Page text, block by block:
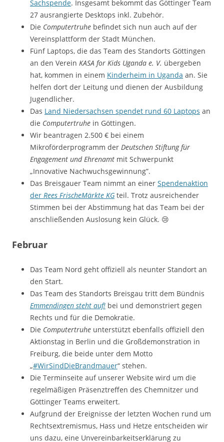
Sachspende. Insgesamt bekommt das Göttinger Team
27 ausrangierte Desktops inkl. Zubehör.
Die Computertruhe befindet sich nun auch auf der
Vereinsplattform der Stadt München.
Fünf Laptops, die das Team des Standorts Göttingen
an den Verein KASA for Kids Uganda e. V. übergeben
hat, kommen in einem Kinderheim in Uganda an. Sie
helfen dort der Leitung und dienen der Ausbildung
Jugendlicher.
Das Land Niedersachsen spendet rund 60 Laptops an
die Computertruhe in Göttingen.
Wir beantragen 2.500 € bei einem
Mikroförderprogramm der Deutschen Stiftung für
Engagement und Ehrenamt mit Schwerpunkt
„Innovative Nachwuchsgewinnung”.
Das Breisgauer Team nimmt an einer Spendenaktion
der Rees FrischeMärkte KG teil. Trotz ausreichender
Stimmen bei der Abstimmung hat das Team bei der
anschließenden Auslosung kein Glück. 😢
Februar
Das Team Nord geht offiziell als neunter Standort an
den Start.
Das Team des Standorts Breisgau tritt dem Bündnis
Emmendingen steht auf! bei und demonstriert gegen
Rechts und für die Demokratie.
Die Computertruhe unterstützt ebenfalls offiziell den
Aktionstag in Berlin und die Großdemonstration in
Freiburg, die beide unter dem Motto
„#WirSindDieBrandmauer“ stehen.
Die Terminseite auf unserer Website wird um die
regelmäßigen Präsenztreffen des Chemnitzer und
Göttinger Teams erweitert.
Aufgrund der Ereignisse der letzten Wochen rund um
Rechtsextremismus, Hass und Hetze entscheiden wir
uns dazu, eine Unvereinbarkeitserklärung zu